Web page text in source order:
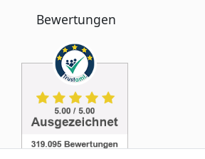
Bewertungen